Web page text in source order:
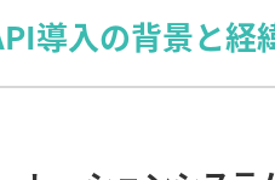
導入の背景と経